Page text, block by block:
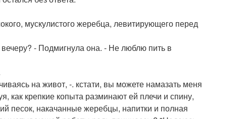
мускулистого жеребца, левитирующего перед
- Подмигнула она. - Не люблю пить в
на живот, -. кстати, вы можете намазать меня
как крепкие копыта разминают ей плечи и спину,
песок, накачанные жеребцы, напитки и полная